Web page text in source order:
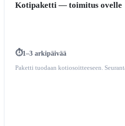
Kotipaketti — toimitus ovelle
1–3 arkipäivää
Paketti tuodaan kotiosoitteeseen.